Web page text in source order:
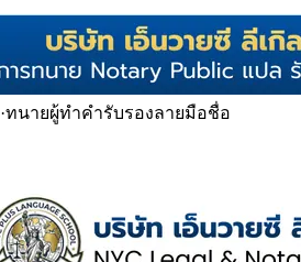
·ทนายผู้ทำคำรับรองลายมือชื่อ